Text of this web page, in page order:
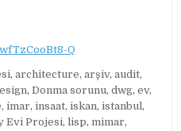
Q
,architecture,arşiv,audit,
,Donma sorunu,dwg,ev,
,imar,insaat,iskan,istanbul,
Evi Projesi,lisp,mimar,